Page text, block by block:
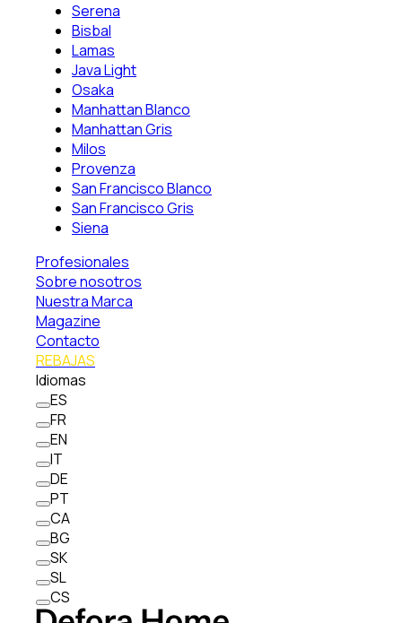
Serena
Bisbal
Lamas
Java Light
Osaka
Manhattan Blanco
Manhattan Gris
Milos
Provenza
San Francisco Blanco
San Francisco Gris
Siena
Profesionales
Sobre nosotros
Nuestra Marca
Magazine
Contacto
REBAJAS
Idiomas
ES
FR
EN
IT
DE
PT
CA
BG
SK
SL
CS